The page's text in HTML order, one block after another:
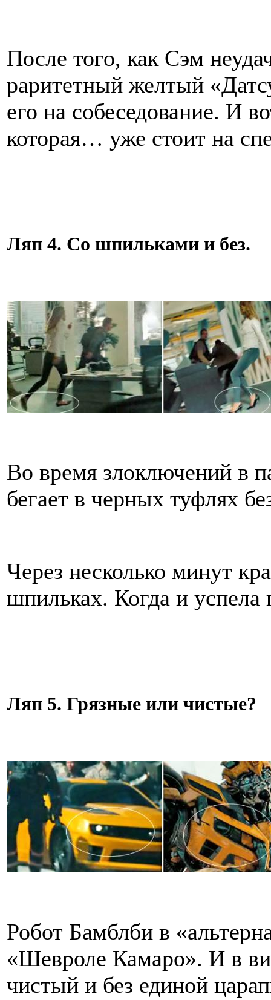
После того, как Сэм
раритетный желтый
его на собеседование. И
которая… уже стоит на
Ляп 4. Со шпильками и без.
Во время злоключений в
бегает в черных туфлях
Через несколько минут
шпильках. Когда и успела
Ляп 5. Грязные или чистые?
Робот Бамблби в
«Шевроле Камаро». И в
чистый и без единой